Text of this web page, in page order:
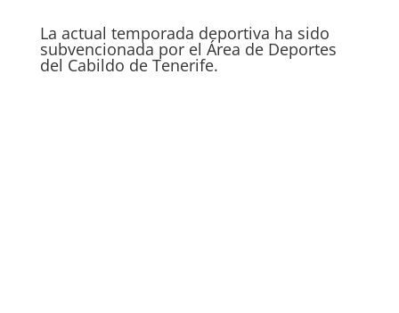
La actual temporada deportiva ha sido
subvencionada por el Área de Deportes
del Cabildo de Tenerife.